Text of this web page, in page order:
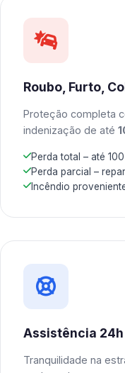
Roubo, Furto,
Proteção completa
indenização de até
Perda total – até
Perda parcial –
Incêndio
Assistência 24h
Tranquilidade na